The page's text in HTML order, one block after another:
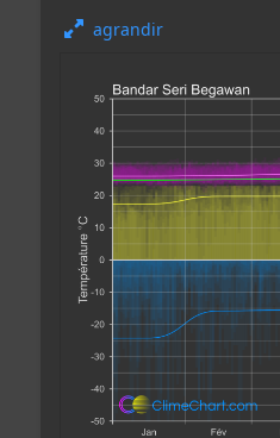
agrandir